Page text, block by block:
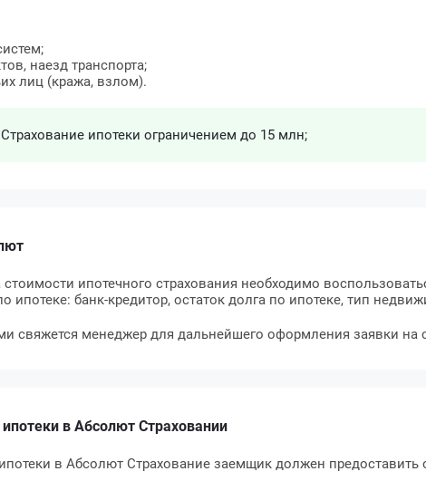
наезд транспорта;
лиц (кража, взлом).
Страхование ипотеки ограничением до 15 млн;
стоимости ипотечного страхования необходимо
ипотеке: банк-кредитор, остаток долга по ипотеке, тип
свяжется менеджер для дальнейшего оформления заявки на
в Абсолют Страховании
в Абсолют Страхование заемщик должен предоставить